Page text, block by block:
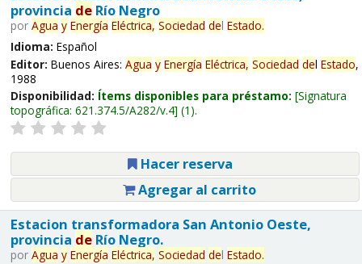
provincia deRío Negro
por Agua y Energía Eléctrica, Sociedad del Estado.
Idioma: Español
Editor: Buenos Aires: Agua y Energía Eléctrica, Sociedad del Estado,
1988
Disponibilidad: Ítems disponibles para préstamo: Signatura
topográfica: 621.374.5/A282/v.4 (1).
Hacer reserva
Agregar al carrito
Estacion transformadora San Antonio Oeste,
provincia deRío Negro.
por Agua y Energía Eléctrica, Sociedad del Estado.